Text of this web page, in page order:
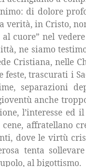
di dolore
verità, in Cristo,
cuore” nel
ne siamo
Cristiana, nelle
feste, trascurati i
separazioni
anche
l’interesse
affratellano
dove le virtù
tenta
al bigottismo.